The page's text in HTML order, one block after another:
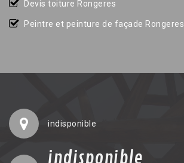
Devis toiture Rongeres
Peintre et peinture de façade Rongeres
indisponible